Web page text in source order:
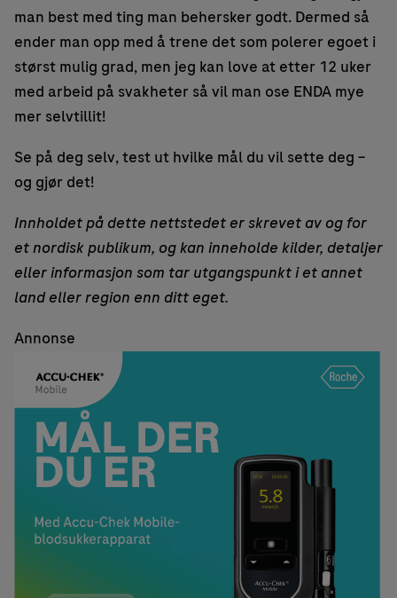
man best med ting man behersker godt. Dermed så
ender man opp med å trene det som polerer egoet i
størst mulig grad, men jeg kan love at etter 12 uker
med arbeid på svakheter så vil man ose ENDA mye
mer selvtillit!
Se på deg selv, test ut hvilke mål du vil sette deg –
og gjør det!
Innholdet på dette nettstedet er skrevet av og for
et nordisk publikum, og kan inneholde kilder, detaljer
eller informasjon som tar utgangspunkt i et annet
land eller region enn ditt eget.
Annonse